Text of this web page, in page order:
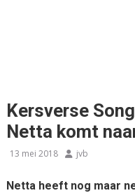
Kersverse
Netta komt
13 mei 2018 jvb
Netta heeft nog maar